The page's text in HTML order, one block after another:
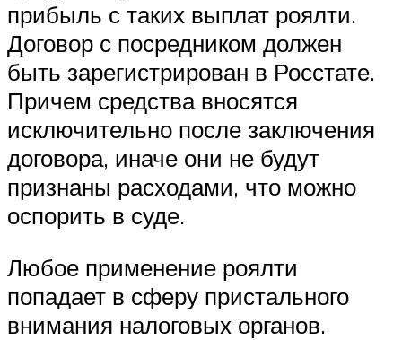
прибыль с таких выплат роялти.
Договор с посредником должен
быть зарегистрирован в Росстате.
Причем средства вносятся
исключительно после заключения
договора, иначе они не будут
признаны расходами, что можно
оспорить в суде.
Любое применение роялти
попадает в сферу пристального
внимания налоговых органов.